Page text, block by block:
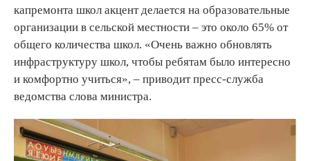
капремонта школ акцент делается на образовательные
организации в сельской местности – это около 65% от
общего количества школ. «Очень важно обновлять
инфраструктуру школ, чтобы ребятам было интересно
и комфортно учиться», – приводит пресс-служба
ведомства слова министра.